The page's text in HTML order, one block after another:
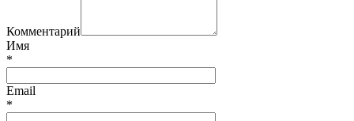
Комментарий
Имя
*
Email
*